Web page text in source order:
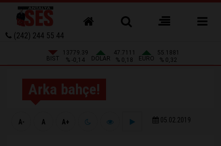
(242) 244 55 44
BIST
13779.39
% -0,14
DOLAR
47.7111
% 0,18
EURO
55.1881
% 0,32
Arka bahçe!
A- A A+ 05.02.2019